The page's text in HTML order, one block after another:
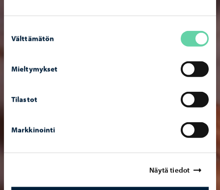
valinta
Välttämätön
Mieltymykset
Tilastot
Markkinointi
Näytä tiedot